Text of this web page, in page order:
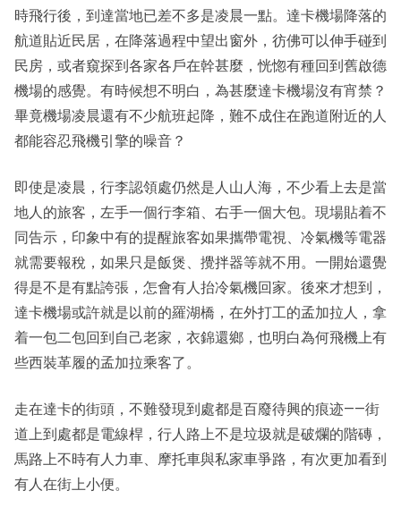
時飛行後，到達當地已差不多是凌晨一點。達卡機場降落的
航道貼近民居，在降落過程中望出窗外，彷佛可以伸手碰到
民房，或者窺探到各家各戶在幹甚麼，恍惚有種回到舊啟德
機場的感覺。有時候想不明白，為甚麼達卡機場沒有宵禁？
畢竟機場凌晨還有不少航班起降，難不成住在跑道附近的人
都能容忍飛機引擎的噪音？
即使是凌晨，行李認領處仍然是人山人海，不少看上去是當
地人的旅客，左手一個行李箱、右手一個大包。現場貼着不
同告示，印象中有的提醒旅客如果攜帶電視、冷氣機等電器
就需要報稅，如果只是飯煲、攪拌器等就不用。一開始還覺
得是不是有點誇張，怎會有人抬冷氣機回家。後來才想到，
達卡機場或許就是以前的羅湖橋，在外打工的孟加拉人，拿
着一包二包回到自己老家，衣錦還鄉，也明白為何飛機上有
些西裝革履的孟加拉乘客了。
走在達卡的街頭，不難發現到處都是百廢待興的痕迹——街
道上到處都是電線桿，行人路上不是垃圾就是破爛的階磚，
馬路上不時有人力車、摩托車與私家車爭路，有次更加看到
有人在街上小便。